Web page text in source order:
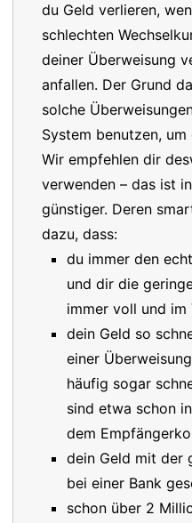
du Geld verlieren,
schlechten
deiner Überweisung
anfallen. Der Grund
solche
System benutzen,
Wir empfehlen dir
verwenden – das ist
günstiger. Deren
dazu, dass:
du immer den
und dir die
immer voll und
dein Geld so
einer
häufig sogar
sind etwa schon
dem
dein Geld mit der
bei einer Bank
schon über 2